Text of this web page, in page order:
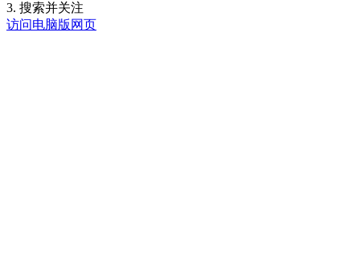
3. 搜索并关注
访问电脑版网页